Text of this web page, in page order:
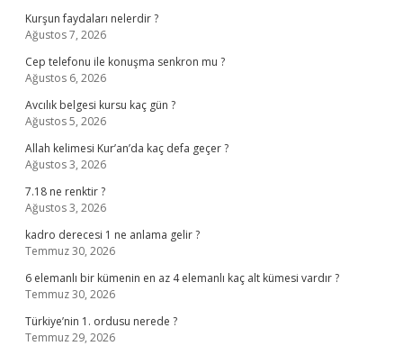
Kurşun faydaları nelerdir ?
Ağustos 7, 2026
Cep telefonu ile konuşma senkron mu ?
Ağustos 6, 2026
Avcılık belgesi kursu kaç gün ?
Ağustos 5, 2026
Allah kelimesi Kur’an’da kaç defa geçer ?
Ağustos 3, 2026
7.18 ne renktir ?
Ağustos 3, 2026
kadro derecesi 1 ne anlama gelir ?
Temmuz 30, 2026
6 elemanlı bir kümenin en az 4 elemanlı kaç alt kümesi vardır ?
Temmuz 30, 2026
Türkiye’nin 1. ordusu nerede ?
Temmuz 29, 2026